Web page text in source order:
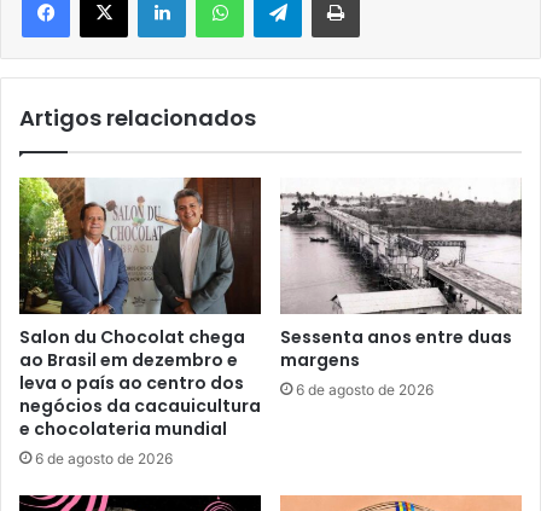
Artigos relacionados
Salon du Chocolat chega
ao Brasil em dezembro e
leva o país ao centro dos
negócios da cacauicultura
e chocolateria mundial
6 de agosto de 2026
Sessenta anos entre duas
margens
6 de agosto de 2026